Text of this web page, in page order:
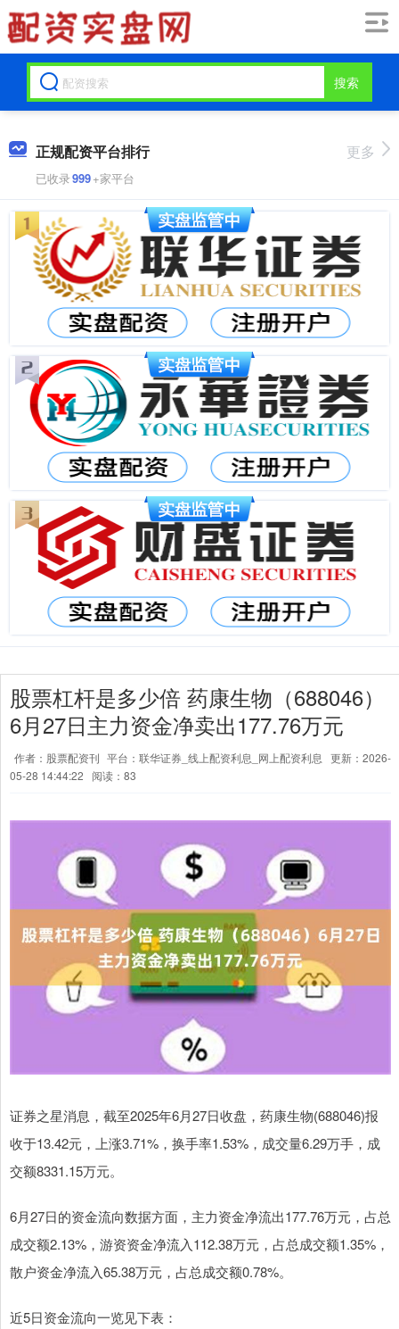
搜索
正规配资平台排行
已收录999+家平台
更多
股票杠杆是多少倍 药康生物（688046）
6月27日主力资金净卖出177.76万元
作者：股票配资刊 平台：联华证券_线上配资利息_网上配资利息
更新：2026-
05-28 14:44:22
阅读：83
证券之星消息，截至2025年6月27日收盘，药康生物(688046)报
收于13.42元，上涨3.71%，换手率1.53%，成交量6.29万手，成
交额8331.15万元。
6月27日的资金流向数据方面，主力资金净流出177.76万元，占总
成交额2.13%，游资资金净流入112.38万元，占总成交额1.35%，
散户资金净流入65.38万元，占总成交额0.78%。
近5日资金流向一览见下表：